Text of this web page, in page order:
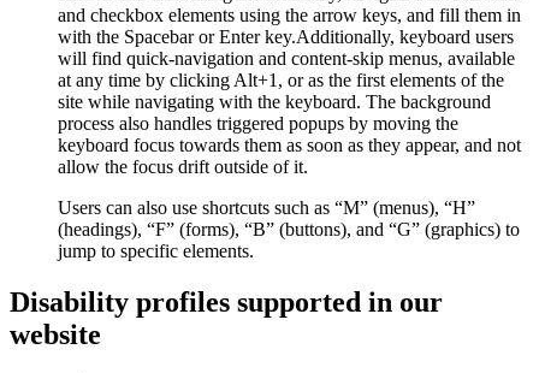
and checkbox elements using the arrow keys, and fill them in
with the Spacebar or Enter key.Additionally, keyboard users
will find quick-navigation and content-skip menus, available
at any time by clicking Alt+1, or as the first elements of the
site while navigating with the keyboard. The background
process also handles triggered popups by moving the
keyboard focus towards them as soon as they appear, and not
allow the focus drift outside of it.
Users can also use shortcuts such as “M” (menus), “H”
(headings), “F” (forms), “B” (buttons), and “G” (graphics) to
jump to specific elements.
Disability profiles supported in our
website